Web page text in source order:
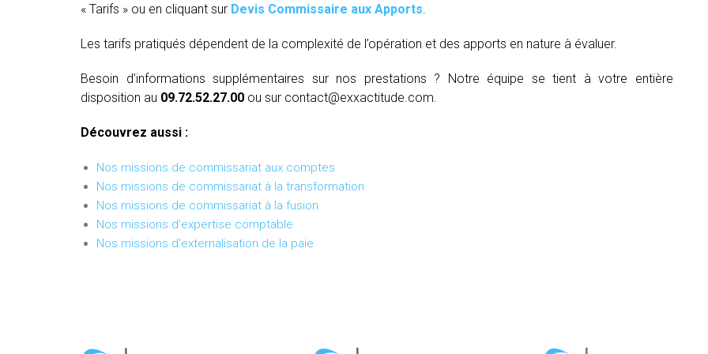
« Tarifs » ou en cliquant sur Devis Commissaire aux Apports.
Les tarifs pratiqués dépendent de la complexité de l’opération et des apports en nature à évaluer.
Besoin d’informations supplémentaires sur nos prestations ? Notre équipe se tient à votre entière
disposition au 09.72.52.27.00 ou sur contact@exxactitude.com.
Découvrez aussi :
Nos missions de commissariat aux comptes
Nos missions de commissariat à la transformation
Nos missions de commissariat à la fusion
Nos missions d'expertise comptable
Nos missions d'externalisation de la paie